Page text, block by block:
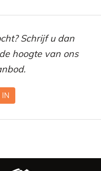
Schrijf u dan
hoogte van ons
IN